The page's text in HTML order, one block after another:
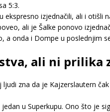
5:3.
izjednačili, ali i
ali je Šalke ponovo
a onda i Dompe u poslednjim
ali ni prilika
zna da je Kajzerslautern
u Superkupu. Ono što je